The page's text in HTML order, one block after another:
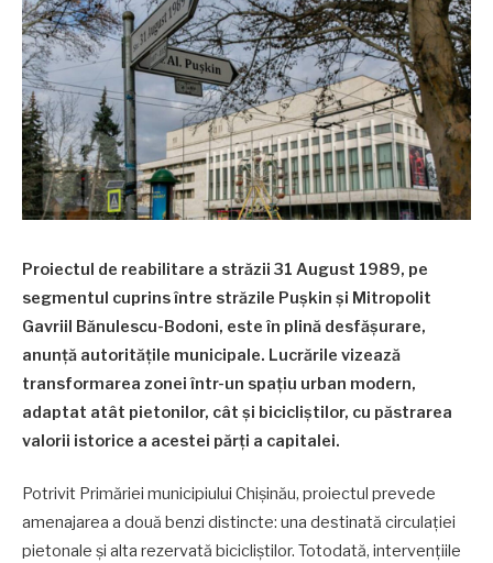
Proiectul de reabilitare a străzii 31 August 1989, pe
segmentul cuprins între străzile Pușkin și Mitropolit
Gavriil Bănulescu-Bodoni, este în plină desfășurare,
anunță autoritățile municipale. Lucrările vizează
transformarea zonei într-un spațiu urban modern,
adaptat atât pietonilor, cât și bicicliștilor, cu păstrarea
valorii istorice a acestei părți a capitalei.
Potrivit Primăriei municipiului Chișinău, proiectul prevede
amenajarea a două benzi distincte: una destinată circulației
pietonale și alta rezervată bicicliștilor. Totodată, intervențiile